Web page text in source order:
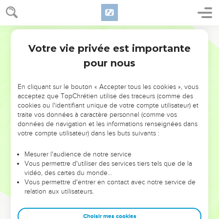
NE MANQUEZ PAS L’ÉVÉNEMENT
DE L’ANNÉE !
ET SI LEURS ERREURS POUVAIENT VOUS ÉVITER LES
VOTRES ?
leur foi ou leur vision. Mais on voit moins les doutes, les erreurs
et les saisons difficiles qu'ils ont traversés, alors même que ce
sont elles qui les ont façonnés.
Dans cette conférence, leaders, entrepreneurs, et responsables
clés pour avancer avec plus de sagesse afin que leurs erreurs
Votre vie privée est importante
pour nous
En cliquant sur le bouton « Accepter tous les cookies », vous
acceptez que TopChrétien utilise des traceurs (comme des
cookies ou l'identifiant unique de votre compte utilisateur) et
traite vos données à caractère personnel (comme vos
données de navigation et les informations renseignées dans
votre compte utilisateur) dans les buts suivants :
Mesurer l'audience de notre service
Vous permettre d'utiliser des services tiers tels que de la
vidéo, des cartes du monde…
Vous permettre d'entrer en contact avec notre service de
relation aux utilisateurs.
Choisir mes cookies